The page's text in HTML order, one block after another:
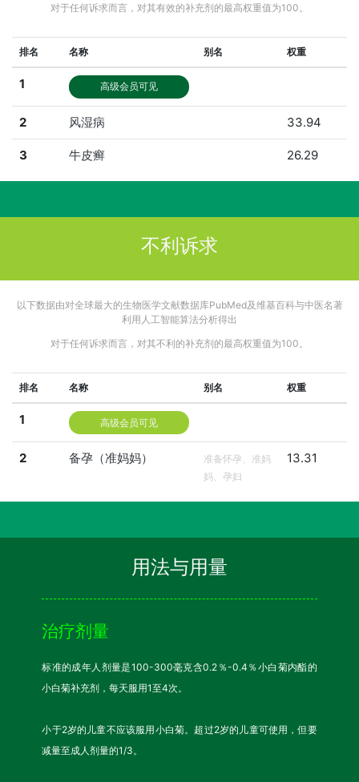
对于任何诉求而言，对其有效的补充剂的最高权重值为100。
排名 名称 别名 权重
1 高级会员可见
2 风湿病 33.94
3 牛皮癣 26.29
不利诉求
以下数据由对全球最大的生物医学文献数据库PubMed及维基百科与中医名著
利用人工智能算法分析得出
对于任何诉求而言，对其不利的补充剂的最高权重值为100。
排名 名称 别名 权重
1 高级会员可见
2 备孕（准妈妈）
准备怀孕、准妈
妈、孕妇
13.31
用法与用量
治疗剂量
标准的成年人剂量是100-300毫克含0.2％-0.4％小白菊内酯的
小白菊补充剂，每天服用1至4次。
小于2岁的儿童不应该服用小白菊。超过2岁的儿童可使用，但要
减量至成人剂量的1/3。